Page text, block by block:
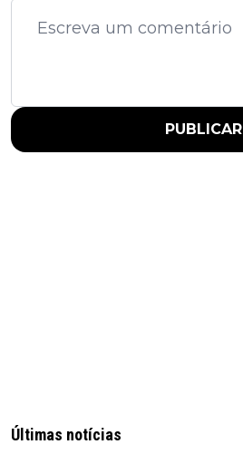
PUBLICAR
Últimas notícias